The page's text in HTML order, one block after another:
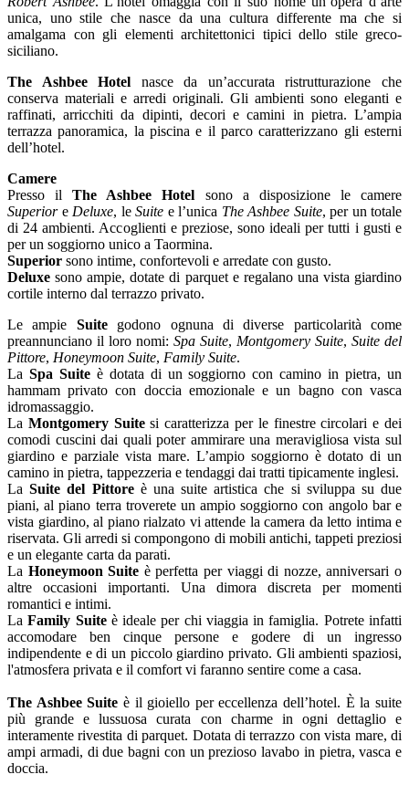
unica, uno stile che nasce da una cultura differente ma che si
amalgama con gli elementi architettonici tipici dello stile greco-
siciliano.
The Ashbee Hotel nasce da un’accurata ristrutturazione che
conserva materiali e arredi originali. Gli ambienti sono eleganti e
raffinati, arricchiti da dipinti, decori e camini in pietra. L’ampia
terrazza panoramica, la piscina e il parco caratterizzano gli esterni
dell’hotel.
Camere
Presso ilThe Ashbee Hotel sono a disposizione le camere
Superior e Deluxe, le Suite e l’unica The Ashbee Suite, per un totale
di 24 ambienti. Accoglienti e preziose, sono ideali per tutti i gusti e
per un soggiorno unico a Taormina.
Superior sono intime, confortevoli e arredate con gusto.
Deluxe sono ampie, dotate di parquet e regalano una vista giardino
cortile interno dal terrazzo privato.
Le ampie Suitegodono ognuna di diverse particolarità come
preannunciano il loro nomi: Spa Suite, Montgomery Suite, Suite del
Pittore, Honeymoon Suite, Family Suite.
La Spa Suiteè dotata di un soggiorno con camino in pietra, un
hammam privato con doccia emozionale e un bagno con vasca
idromassaggio.
La Montgomery Suitesi caratterizza per le finestre circolari e dei
comodi cuscini dai quali poter ammirare una meravigliosa vista sul
giardino e parziale vista mare. L’ampio soggiorno è dotato di un
camino in pietra, tappezzeria e tendaggi dai tratti tipicamente inglesi.
LaSuite del Pittoreè una suite artistica che si sviluppa su due
piani, al piano terra troverete un ampio soggiorno con angolo bar e
vista giardino, al piano rialzato vi attende la camera da letto intima e
riservata. Gli arredi si compongono di mobili antichi, tappeti preziosi
e un elegante carta da parati.
La Honeymoon Suite è perfetta per viaggi di nozze, anniversari o
altre occasioni importanti. Una dimora discreta per momenti
romantici e intimi.
LaFamily Suiteè ideale per chi viaggia in famiglia. Potrete infatti
accomodare ben cinque persone e godere di un ingresso
indipendente e di un piccolo giardino privato. Gli ambienti spaziosi,
l'atmosfera privata e il comfort vi faranno sentire come a casa.
The Ashbee Suite è il gioiello per eccellenza dell’hotel. È la suite
più grande e lussuosa curata con charme in ogni dettaglio e
interamente rivestita di parquet. Dotata di terrazzo con vista mare, di
ampi armadi, di due bagni con un prezioso lavabo in pietra, vasca e
doccia.